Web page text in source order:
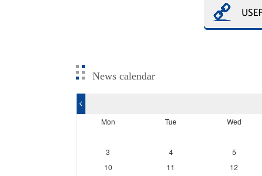
News calendar
Mon Tue Wed
3 4
5
10
11
12